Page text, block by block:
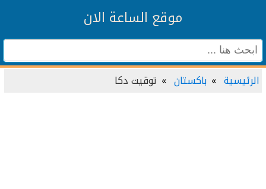
موقع الساعة الان
الرئيسية باكستان توقيت دكا